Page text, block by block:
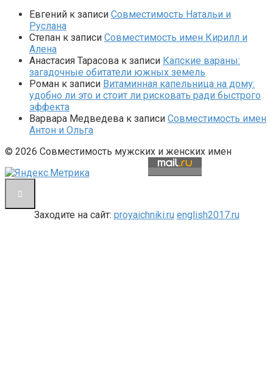
Евгений к записи Совместимость Натальи и
Руслана
Степан к записи Совместимость имен Кирилл и
Алена
Анастасия Тарасова к записи Капские вараны:
загадочные обитатели южных земель
Роман к записи Витаминная капельница на дому:
удобно ли это и стоит ли рисковать ради быстрого
эффекта
Варвара Медведева к записи Совместимость имен
Антон и Ольга
© 2026 Совместимость мужских и женских имен
Заходите на сайт: proyaichniki.ru english2017.ru